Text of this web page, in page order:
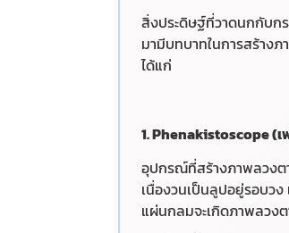
สิ่งประดิษฐ์ที่วาดนกกับกร
มามีบทบาทในการสร้าง
ได้แก่
1. Phenakistoscope (
อุปกรณ์ที่สร้างภาพลวงต
เนื่องวนเป็นลูปอยู่รอบวง
แผ่นกลมจะเกิดภาพลวง